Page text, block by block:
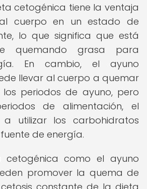
cetogénica tiene la ventaja
cuerpo en un estado de
lo que significa que está
quemando grasa para
En cambio, el ayuno
llevar al cuerpo a quemar
periodos de ayuno, pero
de alimentación, el
a utilizar los carbohidratos
de energía.
como el ayuno
promover la quema de